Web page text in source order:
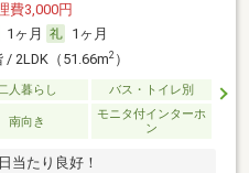
費3,000円
1ヶ月
1ヶ月
/ 2LDK（51.66m2）
人暮らし バス・トイレ別
南向き
モニタ付インターホ
ン
当たり良好！